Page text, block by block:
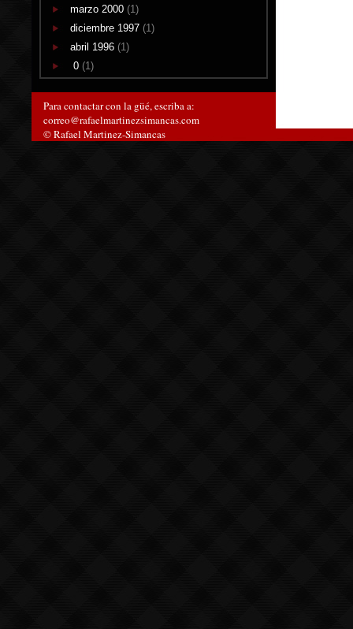
marzo 2000 (1)
diciembre 1997 (1)
abril 1996 (1)
0 (1)
Para contactar con la güé, escriba a:
correo@rafaelmartinezsimancas.com
© Rafael Martinez-Simancas